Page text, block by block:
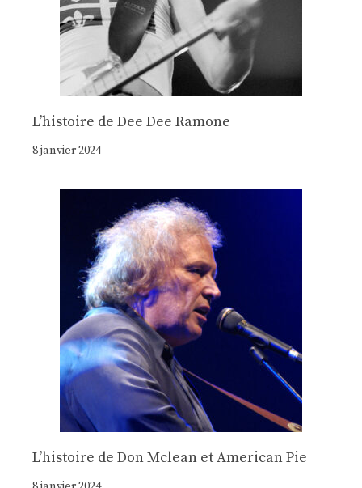
Lʼhistoire de Dee Dee Ramone
8 janvier 2024
Lʼhistoire de Don Mclean et American Pie